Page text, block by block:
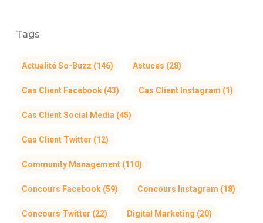
Tags
Actualité So-Buzz (146) Astuces (28)
Cas Client Facebook(43) Cas Client Instagram (1)
Cas Client Social Media (45)
Cas Client Twitter (12)
Community Management(110)
Concours Facebook(59) Concours Instagram (18)
Concours Twitter (22) Digital Marketing (20)